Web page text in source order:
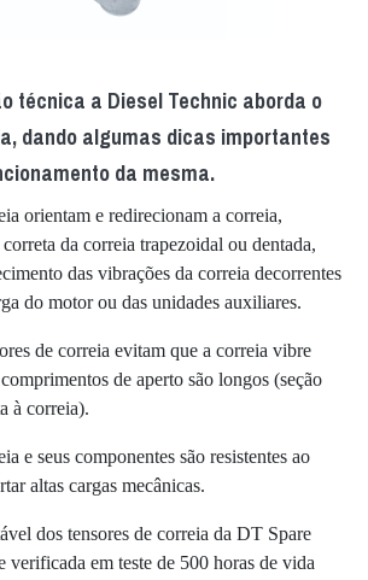
técnica a Diesel Technic aborda o
dando algumas dicas importantes
da mesma.
orientam e redirecionam a correia,
da correia trapezoidal ou dentada,
das vibrações da correia decorrentes
do motor ou das unidades auxiliares.
de correia evitam que a correia vibre
de aperto são longos (seção
à correia).
e seus componentes são resistentes ao
altas cargas mecânicas.
dos tensores de correia da DT Spare
verificada em teste de 500 horas de vida